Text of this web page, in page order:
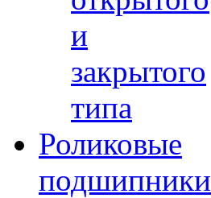
и
закрытого
типа
Роликовые
подшипники